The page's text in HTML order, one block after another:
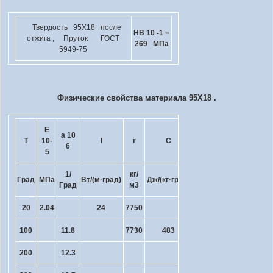
Твердость 95Х18 после
отжига , Пруток ГОСТ
5949-75
HB 10 -1 =
269 МПа
Физические свойства материала 95Х18 .
T
E
10-
5
a 10
6
l r C
Град МПа
1/
Град
Вт/(м·град)
кг/
м3
Дж/(кг·град)
20 2.04 24 7750
100 11.8 7730 483
200 12.3